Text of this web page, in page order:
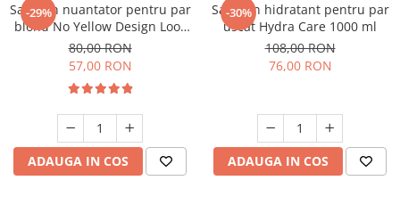
-29%
Sampon nuantator pentru par
blond No Yellow Design Look
300 ml
80,00 RON
57,00 RON
ADAUGA IN COS
-30%
Sampon hidratant pentru par
uscat Hydra Care 1000 ml
108,00 RON
76,00 RON
ADAUGA IN COS